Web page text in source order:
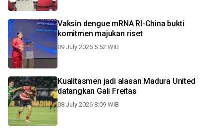
Vaksin dengue mRNA RI-China bukti
komitmen majukan riset
09 July 2026 5:52 WIB
Kualitasmen jadi alasan Madura United
datangkan Gali Freitas
08 July 2026 8:09 WIB